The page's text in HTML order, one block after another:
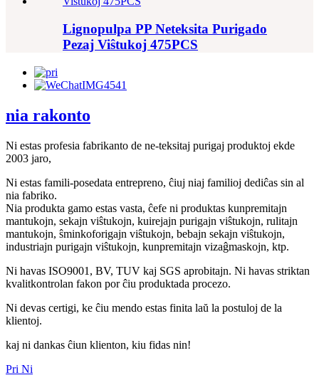
Lignopulpa PP Neteksita Purigado
Pezaj Viŝtukoj 475PCS
nia rakonto
Ni estas profesia fabrikanto de ne-teksitaj purigaj produktoj ekde
2003 jaro,
Ni estas famili-posedata entrepreno, ĉiuj niaj familioj dediĉas sin al
nia fabriko.
Nia produkta gamo estas vasta, ĉefe ni produktas kunpremitajn
mantukojn, sekajn viŝtukojn, kuirejajn purigajn viŝtukojn, rulitajn
mantukojn, ŝminkoforigajn viŝtukojn, bebajn sekajn viŝtukojn,
industriajn purigajn viŝtukojn, kunpremitajn vizaĝmaskojn, ktp.
Ni havas ISO9001, BV, TUV kaj SGS aprobitajn. Ni havas striktan
kvalitkontrolan fakon por ĉiu produktada procezo.
Ni devas certigi, ke ĉiu mendo estas finita laŭ la postuloj de la
klientoj.
kaj ni dankas ĉiun klienton, kiu fidas nin!
Pri Ni